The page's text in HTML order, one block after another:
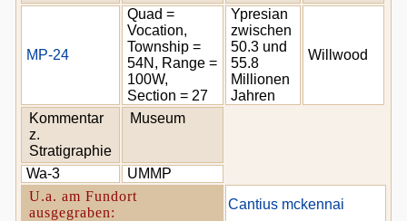
MP-24
Quad =
Vocation,
Township =
54N, Range =
100W,
Section = 27
Ypresian
zwischen
50.3 und
55.8
Millionen
Jahren
Willwood
Kommentar
z.
Stratigraphie
Museum
Wa-3
UMMP
U.a. am Fundort
ausgegraben:
Cantius mckennai